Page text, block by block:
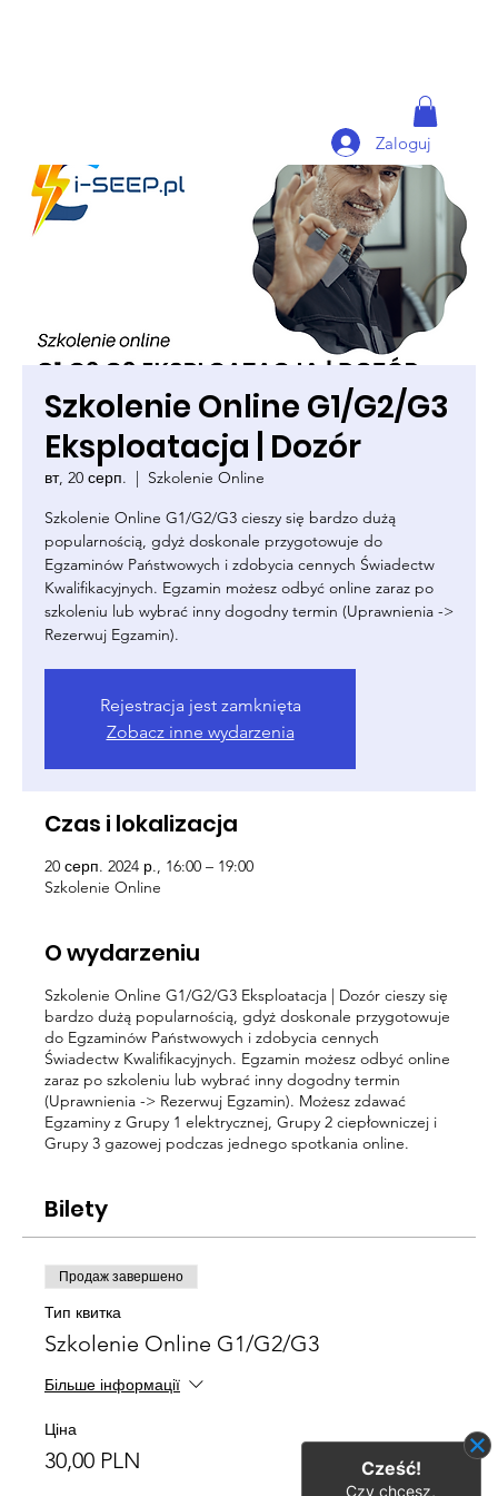
Zaloguj
Szkolenie Online G1/G2/G3
Eksploatacja | Dozór
вт, 20 серп.
  |
Szkolenie Online
Szkolenie Online G1/G2/G3 cieszy się bardzo dużą
popularnością, gdyż doskonale przygotowuje do
Egzaminów Państwowych i zdobycia cennych Świadectw
Kwalifikacyjnych. Egzamin możesz odbyć online zaraz po
szkoleniu lub wybrać inny dogodny termin (Uprawnienia ->
Rezerwuj Egzamin).
Rejestracja jest zamknięta
Zobacz inne wydarzenia
Czas i lokalizacja
20 серп. 2024 р., 16:00 – 19:00
Szkolenie Online
O wydarzeniu
Szkolenie Online G1/G2/G3 Eksploatacja | Dozór cieszy się
bardzo dużą popularnością, gdyż doskonale przygotowuje
do Egzaminów Państwowych i zdobycia cennych
Świadectw Kwalifikacyjnych. Egzamin możesz odbyć online
zaraz po szkoleniu lub wybrać inny dogodny termin
(Uprawnienia -> Rezerwuj Egzamin). Możesz zdawać
Egzaminy z Grupy 1 elektrycznej, Grupy 2 ciepłowniczej i
Grupy 3 gazowej podczas jednego spotkania online.
Bilety
Продаж завершено
Тип квитка
Szkolenie Online G1/G2/G3
Більше інформації
Ціна
30,00 PLN Cześć!
Czy chcesz,